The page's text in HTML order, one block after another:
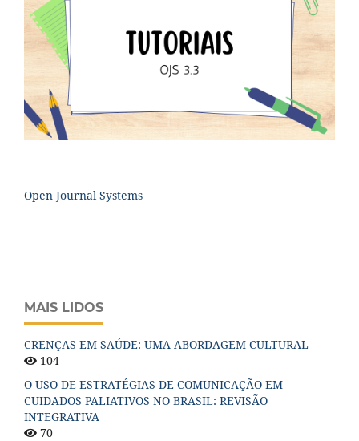
Open Journal Systems
MAIS LIDOS
CRENÇAS EM SAÚDE: UMA ABORDAGEM CULTURAL
104
O USO DE ESTRATÉGIAS DE COMUNICAÇÃO EM
CUIDADOS PALIATIVOS NO BRASIL: REVISÃO
INTEGRATIVA
70